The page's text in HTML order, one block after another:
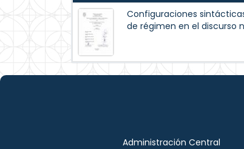
Configuraciones
de régimen en el discurso
Administración Central